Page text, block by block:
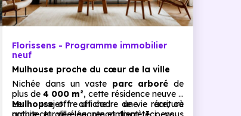
Florissens - Programme immobilier
neuf
Mulhouse proche du cœur de la ville
Nichée dans un vaste parc arboré de
plus de 4 000 m², cette résidence neuve à
Mulhouseoffre un cadre de vie rare, où
Le projet affiche une écriture